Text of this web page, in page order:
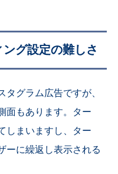
グ設定の難しさ
グラム広告ですが、
面もあります。ター
しまいますし、ター
ーに繰返し表示される